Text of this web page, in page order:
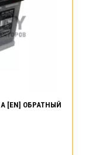
А [EN] ОБРАТНЫЙ